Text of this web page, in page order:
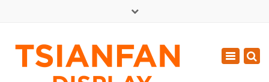
周一 - 周六: 7:00 - 17:00
Toggle